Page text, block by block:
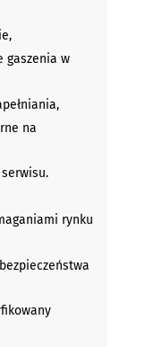
gaszenia w
na
rynku